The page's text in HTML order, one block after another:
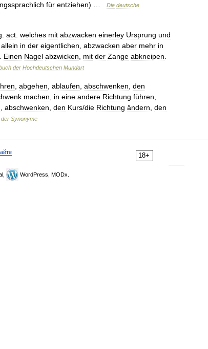
für entziehen) … Die deutsche
act welches mit abzwacken einerley Ursprung und
allein in der eigentlichen abzwacken aber mehr in
Einen Nagel abzwicken mit der Zange abkneipen
der Hochdeutschen Mundart
abgehen ablaufen abschwenken den
machen in eine andere Richtung führen
abschwenken den Kurs/die Richtung ändern den
der Synonyme
18+
WordPress, MODx.